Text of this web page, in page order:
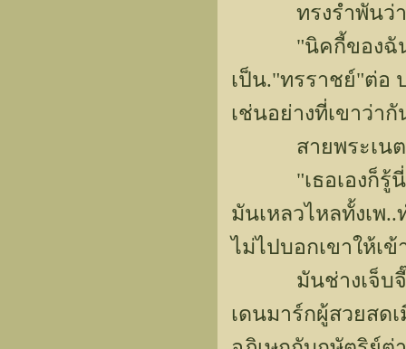
ทรงรำพันว่า
"นิคกี้ของฉันอา
เป็น."ทรราชย์"ต่อ
เช่นอย่างที่เขาว่ากั
สายพระเนตรที่
"เธอเองก็รู้นี่น
มันเหลวไหลทั้งเพ
ไม่ไปบอกเขาให้เข้
มันช่างเจ็บจี๊ดใ
เดนมาร์กผู้สวยสด